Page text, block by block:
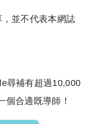
並不代表本網誌
尋補有超過10,000
個合適既導師！